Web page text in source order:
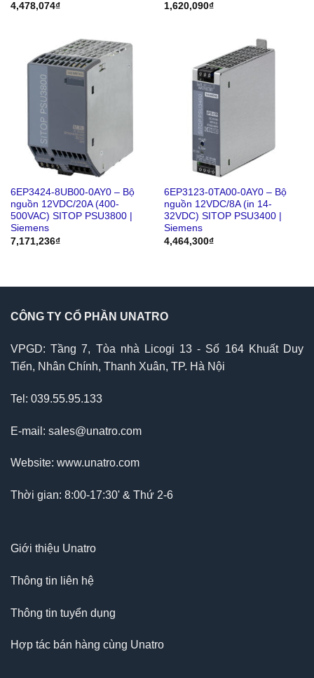
4,478,074₫
1,620,090₫
6EP3424-8UB00-0AY0 – Bộ
nguồn 12VDC/20A (400-
500VAC) SITOP PSU3800 |
Siemens
7,171,236₫
6EP3123-0TA00-0AY0 – Bộ
nguồn 12VDC/8A (in 14-
32VDC) SITOP PSU3400 |
Siemens
4,464,300₫
CÔNG TY CỔ PHẦN UNATRO
VPGD: Tầng 7, Tòa nhà Licogi 13 - Số 164 Khuất Duy
Tiến, Nhân Chính, Thanh Xuân, TP. Hà Nội
Tel: 039.55.95.133
E-mail: sales@unatro.com
Website: www.unatro.com
Thời gian: 8:00-17:30' & Thứ 2-6
Giới thiệu Unatro
Thông tin liên hệ
Thông tin tuyển dụng
Hợp tác bán hàng cùng Unatro